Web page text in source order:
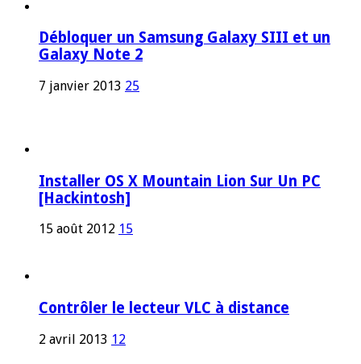
Débloquer un Samsung Galaxy SIII et un
Galaxy Note 2
7 janvier 2013 25
Installer OS X Mountain Lion Sur Un PC
[Hackintosh]
15 août 2012 15
Contrôler le lecteur VLC à distance
2 avril 2013 12